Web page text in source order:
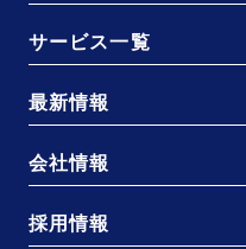
サービス一覧
最新情報
会社情報
採用情報